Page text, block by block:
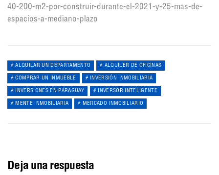
40-200-m2-por-construir-durante-el-2021-y-25-mas-de-
espacios-a-mediano-plazo
ALQUILAR UN DEPARTAMENTO ALQUILER DE OFICINAS
COMPRAR UN INMUEBLE INVERSIÓN INMOBILIARIA
INVERSIONES EN PARAGUAY INVERSOR INTELIGENTE
MENTE INMOBILIARIA MERCADO INMOBILIARIO
Deja una respuesta